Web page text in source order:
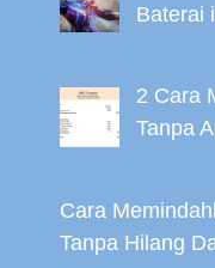
Baterai
2 Cara
Tanpa
Cara
Tanpa Hilang